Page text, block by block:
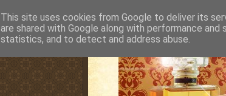
This site uses cookies from Google to deliver its
are shared with Google along with performance
statistics, and to detect and address abuse.